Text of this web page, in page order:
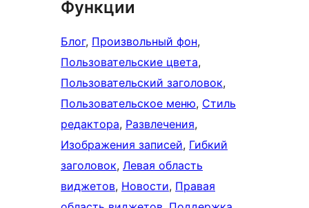
Функции
Блог, Произвольный фон
Пользовательские цвета
Пользовательский заголовок
Пользовательское меню, Стиль
редактора, Развлечения
Изображения записей, Гибкий
заголовок, Левая область
виджетов, Новости, Правая